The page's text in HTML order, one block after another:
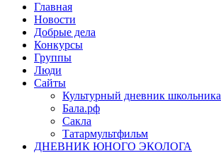
Главная
Новости
Добрые дела
Конкурсы
Группы
Люди
Сайты
Культурный дневник школьника
Бала.рф
Сакла
Татармультфильм
ДНЕВНИК ЮНОГО ЭКОЛОГА